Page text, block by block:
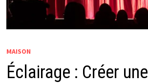
MAISON
Éclairage : Créer une